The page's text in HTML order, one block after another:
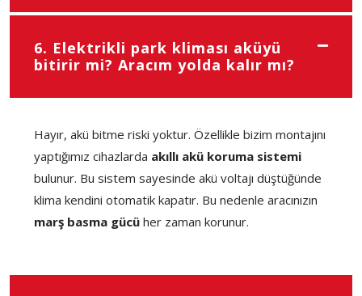
6. Elektrikli park kliması aküyü
bitirir mi? Aracım yolda kalır mı?
Hayır, akü bitme riski yoktur. Özellikle bizim montajını
yaptığımız cihazlarda akıllı akü koruma sistemi
bulunur. Bu sistem sayesinde akü voltajı düştüğünde
klima kendini otomatik kapatır. Bu nedenle aracınızın
marş basma gücü her zaman korunur.